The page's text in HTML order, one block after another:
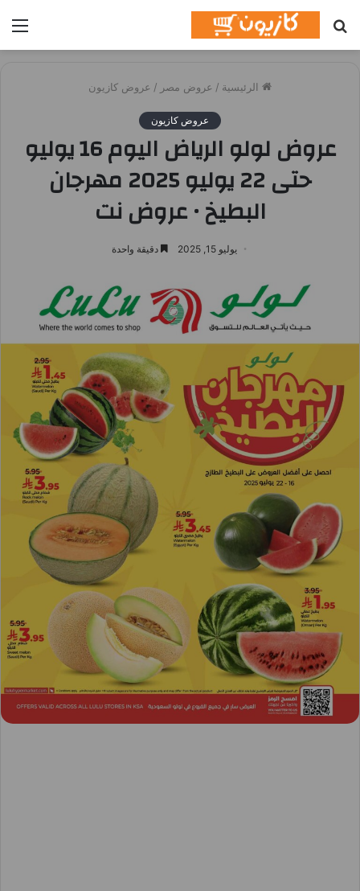
عن
الرئيسية / عروض مصر / عروض كازيون
عروض كازيون
عروض لولو الرياض اليوم 16 يوليو
حتى 22 يوليو 2025 مهرجان
البطيخ • عروض نت
يوليو 15, 2025 دقيقة واحدة